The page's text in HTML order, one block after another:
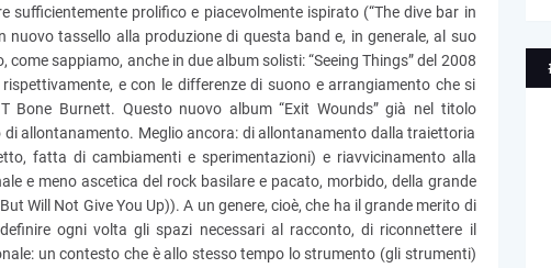
sufficientemente prolifico e piacevolmente ispirato (“The dive bar in
nuovo tassello alla produzione di questa band e, in generale, al suo
sappiamo, anche in due album solisti: “Seeing Things” del 2008
e con le differenze di suono e arrangiamento che si
Bone Burnett. Questo nuovo album “Exit Wounds” già nel titolo
di allontanamento. Meglio ancora: di allontanamento dalla traiettoria
fatta di cambiamenti e sperimentazioni) e riavvicinamento alla
e meno ascetica del rock basilare e pacato, morbido, della grande
Will Not Give You Up)). A un genere, cioè, che ha il grande merito di
ogni volta gli spazi necessari al racconto, di riconnettere il
un contesto che è allo stesso tempo lo strumento (gli strumenti)